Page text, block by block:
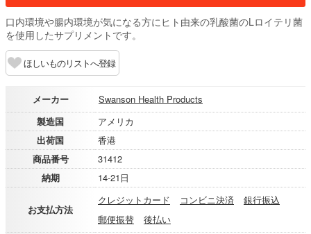
口内環境や腸内環境が気になる方にヒト由来の乳酸菌のLロイテリ菌
を使用したサプリメントです。
ほしいものリストへ登録
メーカー
Swanson Health Products
製造国
アメリカ
出荷国
香港
商品番号
31412
納期
14-21日
お支払方法
クレジットカード コンビニ決済
銀行振込
郵便振替
後払い